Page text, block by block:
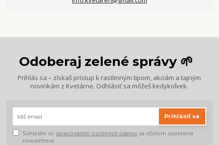
Odoberaj zelené správy 🌱
Prihlás sa – získaš prístup k rastlinným tipom, akciám a tajným
novinkám z Kvetárne. Odhlásiť sa môžeš kedykoľvek.
Prihlásiť sa
Súhlasím so spracovaním osobných údajov za účelom zasielania
newslettera.